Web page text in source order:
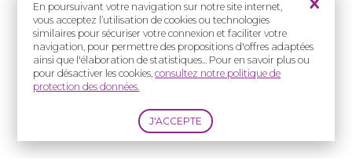
En poursuivant votre navigation sur notre site internet,
vous acceptez l’utilisation de cookies ou technologies
similaires pour sécuriser votre connexion et faciliter votre
navigation, pour permettre des propositions d'offres adaptées
ainsi que l'élaboration de statistiques... Pour en savoir plus ou
pour désactiver les cookies,consultez notre politique de
protection des données.